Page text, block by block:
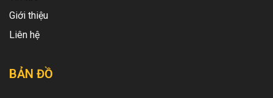
Giới thiệu
Liên hệ
BẢN ĐỒ